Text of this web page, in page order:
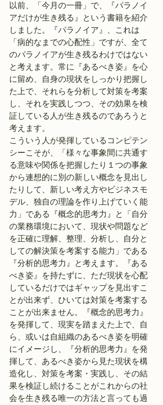
以前、「今月の一冊」で、『パラノイ
アだけが生き残る』という書籍を紹介
しました。『パラノイア』、これは
「病的なまでの心配性」ですが、全て
のパラノイアが生き残るわけではない
と考えます。常に『あるべき姿』を心
に留め、自身の現状をしっかり把握し
た上で、それらを分析して対策を考案
し、それを実践しつつ、その効果を検
証している人が生き残るのであろうと
考えます。
こういう人が発揮しているコンピテン
シーこそが、「様々な事象間に共通す
る意味や関係を把握したり１つの事象
から連想的に別の新しい概念を見出し
たりして、新しい考え方やビジネスモ
デル、独自の理論を作り上げていく能
力」である『概念的思考力』と「自分
の業務環境において、現状や問題など
を正確に理解、整理、分析し、自分と
しての解決策を考案する能力」である
『分析的思考力』と考えます。『ある
べき姿』を持たずに、ただ現状を心配
しているだけではギャップを見出すこ
とが出来ず、ひいては対策を考案する
ことが出来ません。『概念的思考力』
を発揮して、現実を踏まえた上で、自
ら、或いは自組織のあるべき姿を明確
にイメージし、『分析的思考力』を発
揮して、あるべき姿から見た現状を構
造化し、対策を考案・実践し、その結
果を検証し続けることがこれからの社
会を生き残る唯一の方法と言っても過